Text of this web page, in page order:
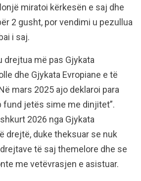
miratoi kërkesën e saj dhe
2 gusht, por vendimi u pezullua
i saj.
drejtua më pas Gjykata
dhe Gjykata Evropiane e të
mars 2025 ajo deklaroi para
fund jetës sime me dinjitet”.
2026 nga Gjykata
drejtë, duke theksuar se nuk
të saj themelore dhe se
me vetëvrasjen e asistuar.